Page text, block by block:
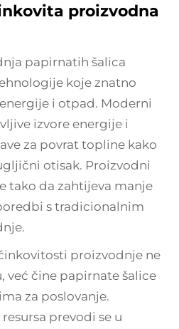
proizvodna
papirnatih šalica
koje znatno
i otpad. Moderni
izvore energije i
za povrat topline kako
otisak. Proizvodni
tako da zahtijeva manje
s tradicionalnim
proizvodnje ne
već čine papirnate šalice
za poslovanje.
prevodi se u